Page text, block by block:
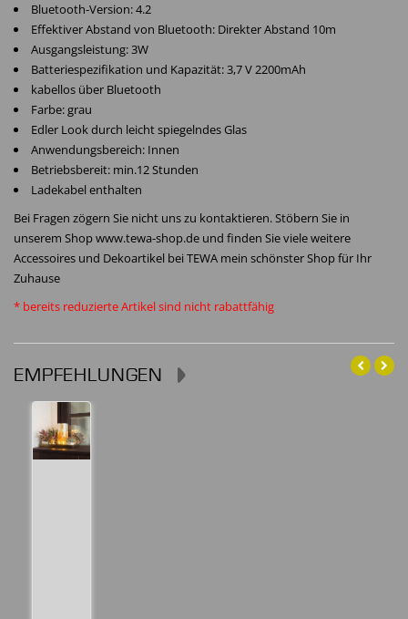
Bluetooth-Version: 4.2
Effektiver Abstand von Bluetooth: Direkter Abstand 10m
Ausgangsleistung: 3W
Batteriespezifikation und Kapazität: 3,7 V 2200mAh
kabellos über Bluetooth
Farbe: grau
Edler Look durch leicht spiegelndes Glas
Anwendungsbereich: Innen
Betriebsbereit: min.12 Stunden
Ladekabel enthalten
Bei Fragen zögern Sie nicht uns zu kontaktieren. Stöbern Sie in
unserem Shop www.tewa-shop.de und finden Sie viele weitere
Accessoires und Dekoartikel bei TEWA mein schönster Shop für Ihr
Zuhause
* bereits reduzierte Artikel sind nicht rabattfähig
EMPFEHLUNGEN